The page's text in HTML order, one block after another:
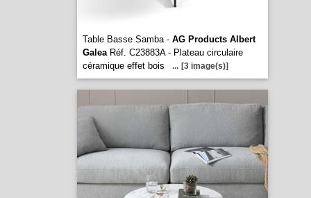
Table Basse Samba - AG Products Albert
GaleaRéf. C23883A - Plateau circulaire
céramique effet bois
... [3 image(s)]